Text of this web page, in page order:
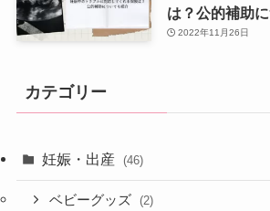
は？公的補助
2022年11月26日
カテゴリー
妊娠・出産 (46)
ベビーグッズ (2)